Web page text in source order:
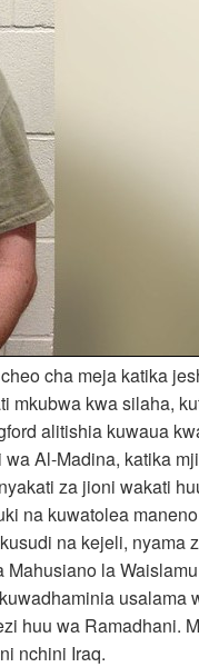
cha meja katika
mkubwa kwa silaha,
alitishia kuwaua
Al-Madina, katika
za jioni wakati
na kuwatolea
na kejeli, nyama
la
usalama
huu wa Ramadhani.
nchini Iraq.